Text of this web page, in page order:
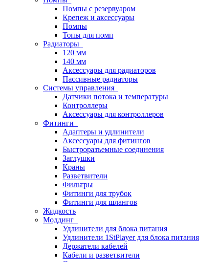
Помпы с резервуаром
Крепеж и аксессуары
Помпы
Топы для помп
Радиаторы
120 мм
140 мм
Аксессуары для радиаторов
Пассивные радиаторы
Системы управления
Датчики потока и температуры
Контроллеры
Аксессуары для контроллеров
Фитинги
Адаптеры и удлинители
Аксессуары для фитингов
Быстроразъемные соединения
Заглушки
Краны
Разветвители
Фильтры
Фитинги для трубок
Фитинги для шлангов
Жидкость
Моддинг
Удлинители для блока питания
Удлинители 1StPlayer для блока питания
Держатели кабелей
Кабели и разветвители